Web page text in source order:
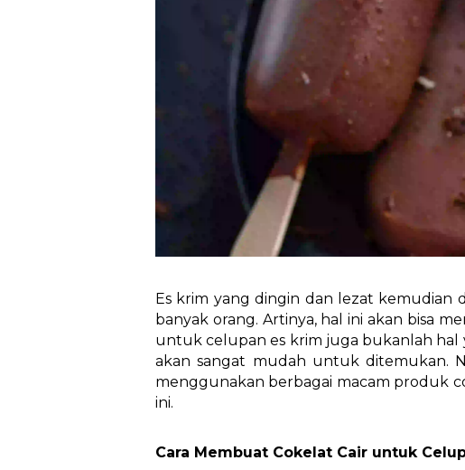
Es krim yang dingin dan lezat kemudian
banyak orang. Artinya, hal ini akan bisa
untuk celupan es krim juga bukanlah hal
akan sangat mudah untuk ditemukan.
menggunakan berbagai macam produk
ini.
Cara Membuat Cokelat Cair untuk